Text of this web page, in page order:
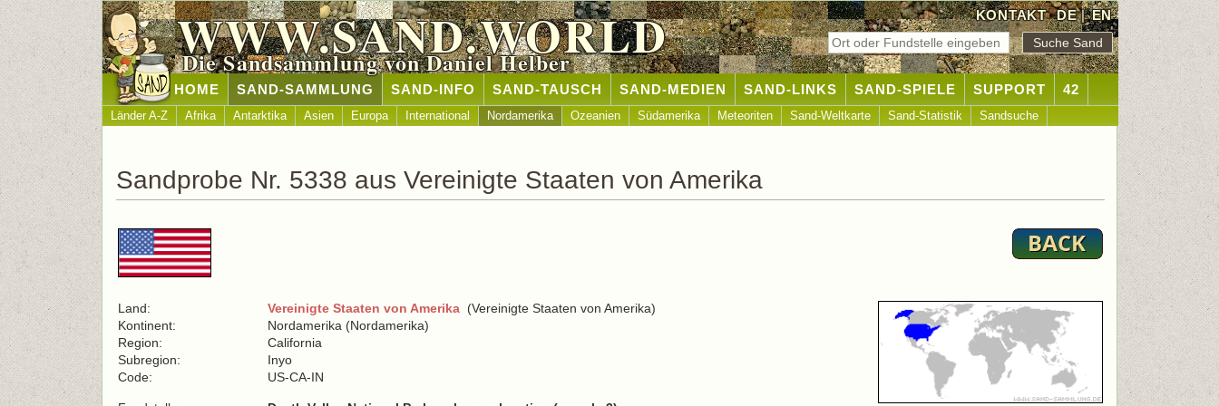
KONTAKT DE|EN
WWW.SAND.WORLD
Die Sandsammlung von Daniel Helber
HOME SAND-SAMMLUNG SAND-INFO SAND-TAUSCH SAND-MEDIEN SAND-LINKS SAND-SPIELE SUPPORT 42
Länder A-Z Afrika Antarktika Asien Europa International Nordamerika Ozeanien Südamerika Meteoriten Sand-Weltkarte Sand-Statistik Sandsuche
Sandprobe Nr. 5338 aus Vereinigte Staaten von Amerika
Land: Vereinigte Staaten von Amerika (Vereinigte Staaten von Amerika)
Kontinent:
Nordamerika (Nordamerika)
Region:
California
Subregion:
Inyo
Code:
US-CA-IN